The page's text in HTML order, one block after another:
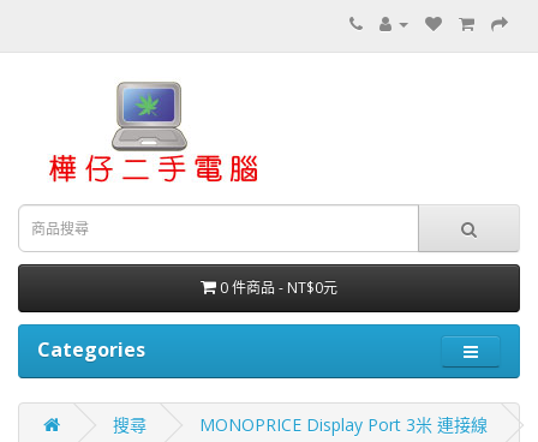
0 件商品 - NT$0元
Categories
搜尋 MONOPRICE Display Port 3米 連接線